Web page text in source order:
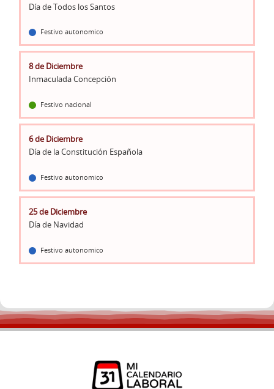
Día de Todos los Santos
Festivo autonomico
8 de Diciembre
Inmaculada Concepción
Festivo nacional
6 de Diciembre
Día de la Constitución Española
Festivo autonomico
25 de Diciembre
Día de Navidad
Festivo autonomico